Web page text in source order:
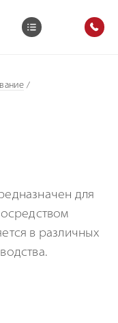
/
для
в различных